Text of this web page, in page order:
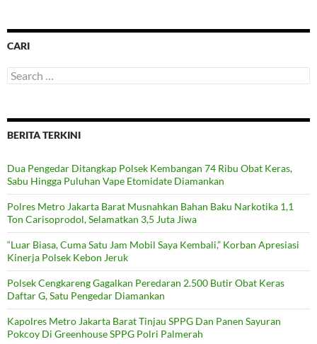
CARI
Search
for:
BERITA TERKINI
Dua Pengedar Ditangkap Polsek Kembangan 74 Ribu Obat Keras,
Sabu Hingga Puluhan Vape Etomidate Diamankan
Polres Metro Jakarta Barat Musnahkan Bahan Baku Narkotika 1,1
Ton Carisoprodol, Selamatkan 3,5 Juta Jiwa
“Luar Biasa, Cuma Satu Jam Mobil Saya Kembali,” Korban Apresiasi
Kinerja Polsek Kebon Jeruk
Polsek Cengkareng Gagalkan Peredaran 2.500 Butir Obat Keras
Daftar G, Satu Pengedar Diamankan
Kapolres Metro Jakarta Barat Tinjau SPPG Dan Panen Sayuran
Pokcoy Di Greenhouse SPPG Polri Palmerah